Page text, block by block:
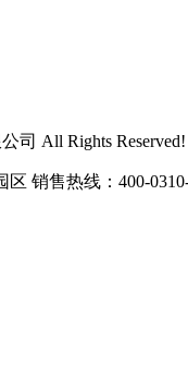
司 All Rights Reserved!
销售热线：400-